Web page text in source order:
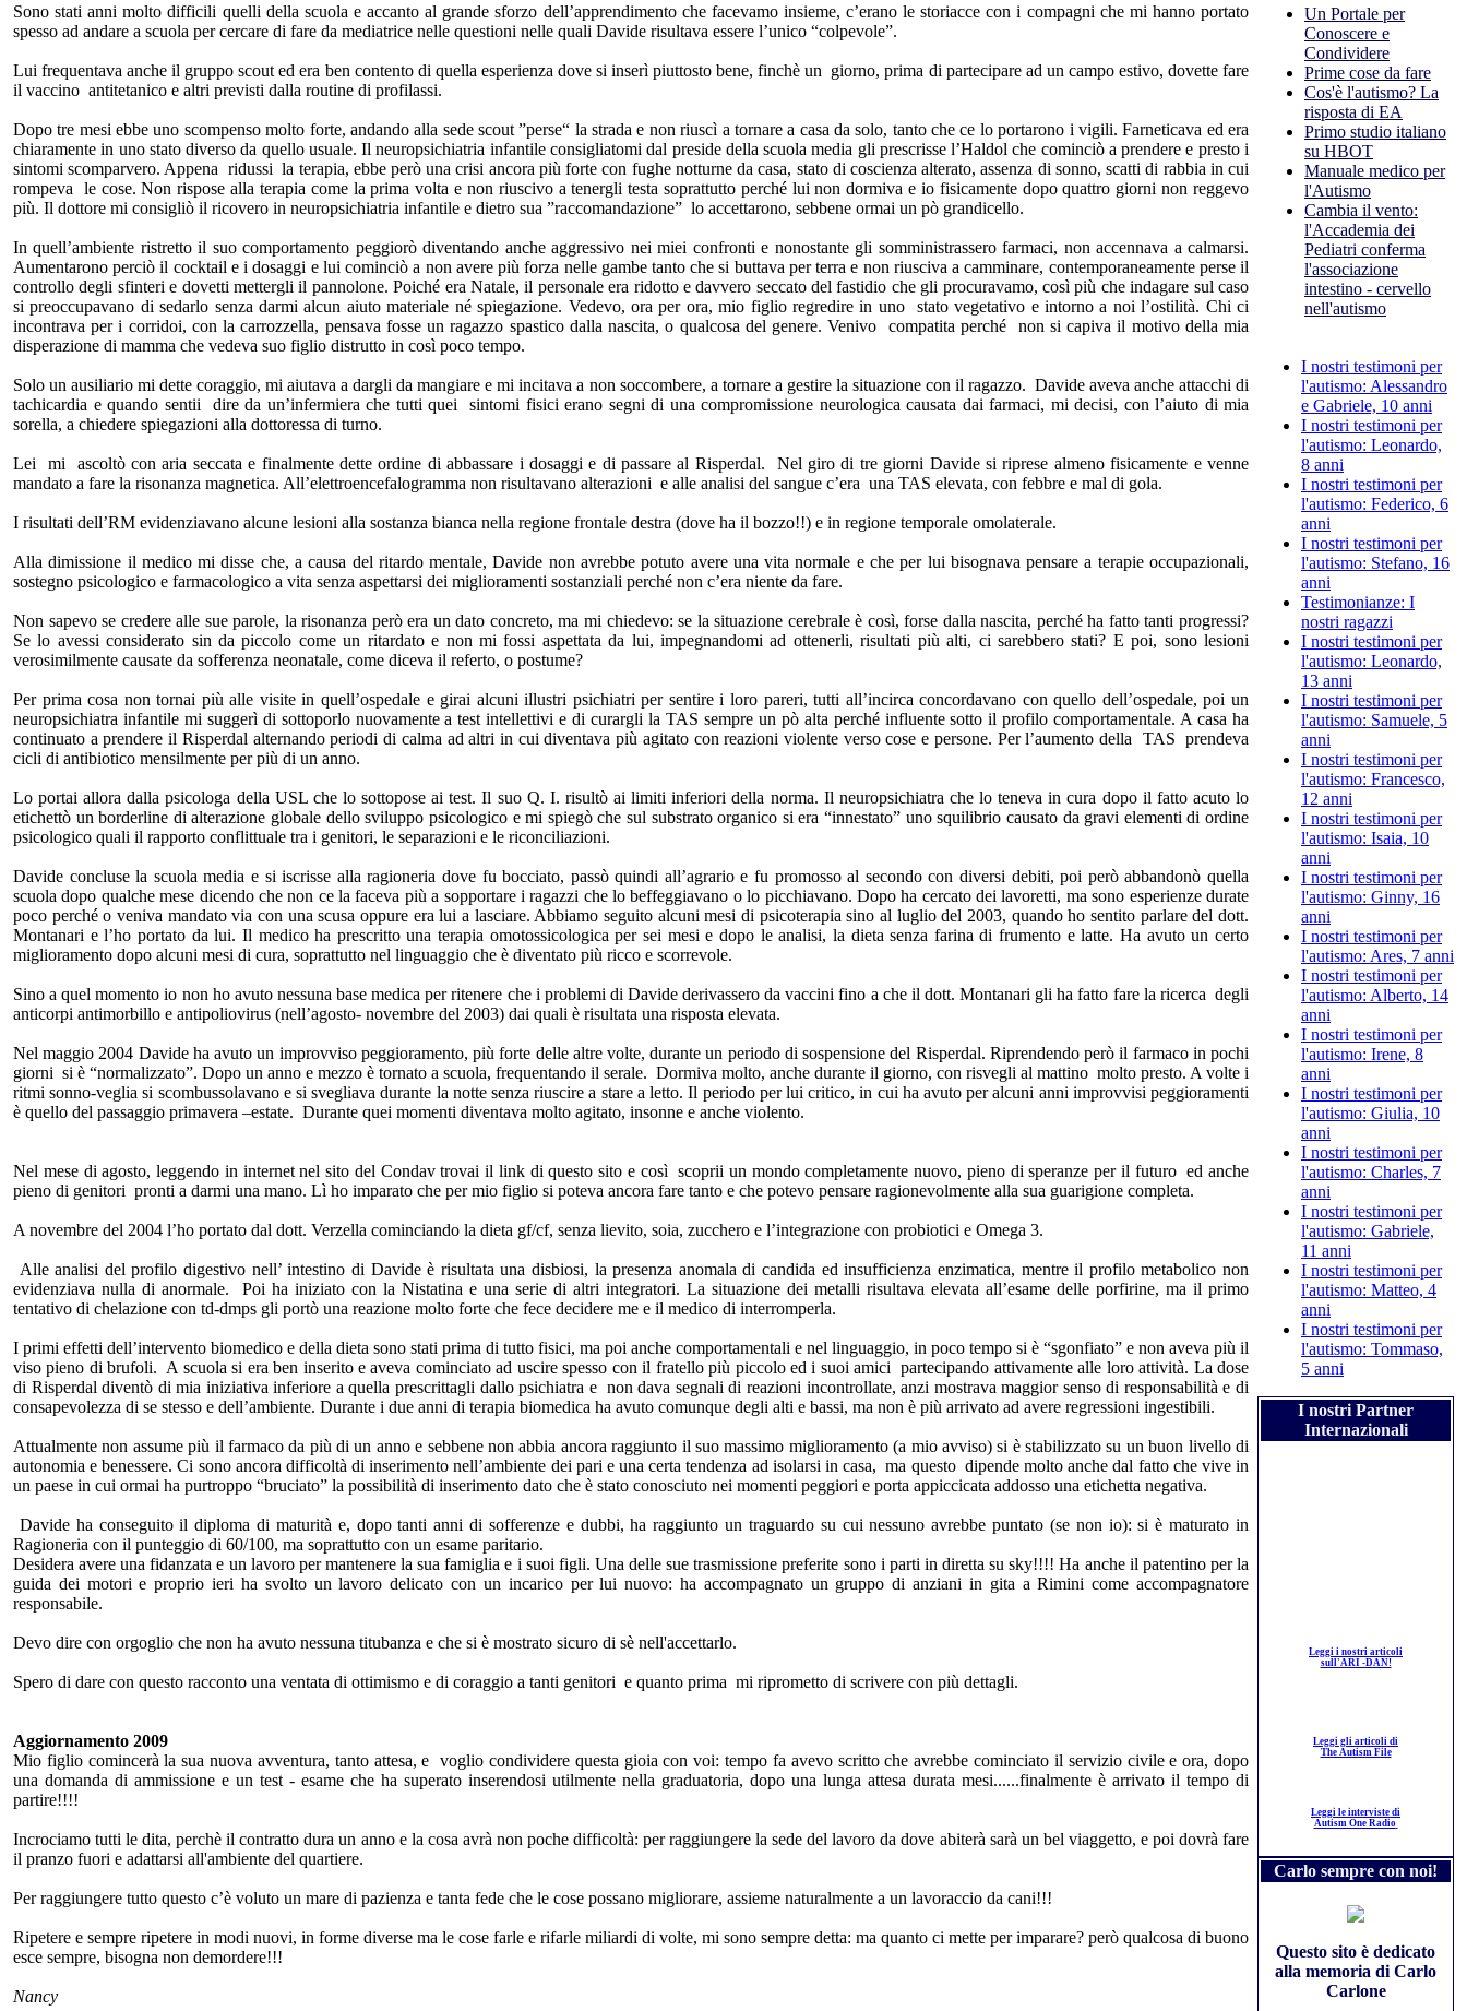
Sono stati anni molto difficili quelli della scuola e accanto al grande sforzo dell’apprendimento che facevamo insieme, c’erano le storiacce con i compagni che mi hanno portato
spesso ad andare a scuola per cercare di fare da mediatrice nelle questioni nelle quali Davide risultava essere l’unico “colpevole”.
Lui frequentava anche il gruppo scout ed era ben contento di quella esperienza dove si inserì piuttosto bene, finchè un giorno, prima di partecipare ad un campo estivo, dovette fare
il vaccino antitetanico e altri previsti dalla routine di profilassi.
Dopo tre mesi ebbe uno scompenso molto forte, andando alla sede scout ”perse“ la strada e non riuscì a tornare a casa da solo, tanto che ce lo portarono i vigili. Farneticava ed era
chiaramente in uno stato diverso da quello usuale. Il neuropsichiatria infantile consigliatomi dal preside della scuola media gli prescrisse l’Haldol che cominciò a prendere e presto i
sintomi scomparvero. Appena ridussi la terapia, ebbe però una crisi ancora più forte con fughe notturne da casa, stato di coscienza alterato, assenza di sonno, scatti di rabbia in cui
rompeva le cose. Non rispose alla terapia come la prima volta e non riuscivo a tenergli testa soprattutto perché lui non dormiva e io fisicamente dopo quattro giorni non reggevo
più. Il dottore mi consigliò il ricovero in neuropsichiatria infantile e dietro sua ”raccomandazione” lo accettarono, sebbene ormai un pò grandicello.
In quell’ambiente ristretto il suo comportamento peggiorò diventando anche aggressivo nei miei confronti e nonostante gli somministrassero farmaci, non accennava a calmarsi.
Aumentarono perciò il cocktail e i dosaggi e lui cominciò a non avere più forza nelle gambe tanto che si buttava per terra e non riusciva a camminare, contemporaneamente perse il
controllo degli sfinteri e dovetti mettergli il pannolone. Poiché era Natale, il personale era ridotto e davvero seccato del fastidio che gli procuravamo, così più che indagare sul caso
si preoccupavano di sedarlo senza darmi alcun aiuto materiale né spiegazione. Vedevo, ora per ora, mio figlio regredire in uno stato vegetativo e intorno a noi l’ostilità. Chi ci
incontrava per i corridoi, con la carrozzella, pensava fosse un ragazzo spastico dalla nascita, o qualcosa del genere. Venivo compatita perché non si capiva il motivo della mia
disperazione di mamma che vedeva suo figlio distrutto in così poco tempo.
Solo un ausiliario mi dette coraggio, mi aiutava a dargli da mangiare e mi incitava a non soccombere, a tornare a gestire la situazione con il ragazzo. Davide aveva anche attacchi di
tachicardia e quando sentii dire da un’infermiera che tutti quei sintomi fisici erano segni di una compromissione neurologica causata dai farmaci, mi decisi, con l’aiuto di mia
sorella, a chiedere spiegazioni alla dottoressa di turno.
Lei mi ascoltò con aria seccata e finalmente dette ordine di abbassare i dosaggi e di passare al Risperdal. Nel giro di tre giorni Davide si riprese almeno fisicamente e venne
mandato a fare la risonanza magnetica. All’elettroencefalogramma non risultavano alterazioni e alle analisi del sangue c’era una TAS elevata, con febbre e mal di gola.
I risultati dell’RM evidenziavano alcune lesioni alla sostanza bianca nella regione frontale destra (dove ha il bozzo!!) e in regione temporale omolaterale.
Alla dimissione il medico mi disse che, a causa del ritardo mentale, Davide non avrebbe potuto avere una vita normale e che per lui bisognava pensare a terapie occupazionali,
sostegno psicologico e farmacologico a vita senza aspettarsi dei miglioramenti sostanziali perché non c’era niente da fare.
Non sapevo se credere alle sue parole, la risonanza però era un dato concreto, ma mi chiedevo: se la situazione cerebrale è così, forse dalla nascita, perché ha fatto tanti progressi?
Se lo avessi considerato sin da piccolo come un ritardato e non mi fossi aspettata da lui, impegnandomi ad ottenerli, risultati più alti, ci sarebbero stati? E poi, sono lesioni
verosimilmente causate da sofferenza neonatale, come diceva il referto, o postume?
Per prima cosa non tornai più alle visite in quell’ospedale e girai alcuni illustri psichiatri per sentire i loro pareri, tutti all’incirca concordavano con quello dell’ospedale, poi un
neuropsichiatra infantile mi suggerì di sottoporlo nuovamente a test intellettivi e di curargli la TAS sempre un pò alta perché influente sotto il profilo comportamentale. A casa ha
continuato a prendere il Risperdal alternando periodi di calma ad altri in cui diventava più agitato con reazioni violente verso cose e persone. Per l’aumento della TAS prendeva
cicli di antibiotico mensilmente per più di un anno.
Lo portai allora dalla psicologa della USL che lo sottopose ai test. Il suo Q. I. risultò ai limiti inferiori della norma. Il neuropsichiatra che lo teneva in cura dopo il fatto acuto lo
etichettò un borderline di alterazione globale dello sviluppo psicologico e mi spiegò che sul substrato organico si era “innestato” uno squilibrio causato da gravi elementi di ordine
psicologico quali il rapporto conflittuale tra i genitori, le separazioni e le riconciliazioni.
Davide concluse la scuola media e si iscrisse alla ragioneria dove fu bocciato, passò quindi all’agrario e fu promosso al secondo con diversi debiti, poi però abbandonò quella
scuola dopo qualche mese dicendo che non ce la faceva più a sopportare i ragazzi che lo beffeggiavano o lo picchiavano. Dopo ha cercato dei lavoretti, ma sono esperienze durate
poco perché o veniva mandato via con una scusa oppure era lui a lasciare. Abbiamo seguito alcuni mesi di psicoterapia sino al luglio del 2003, quando ho sentito parlare del dott.
Montanari e l’ho portato da lui. Il medico ha prescritto una terapia omotossicologica per sei mesi e dopo le analisi, la dieta senza farina di frumento e latte. Ha avuto un certo
miglioramento dopo alcuni mesi di cura, soprattutto nel linguaggio che è diventato più ricco e scorrevole.
Sino a quel momento io non ho avuto nessuna base medica per ritenere che i problemi di Davide derivassero da vaccini fino a che il dott. Montanari gli ha fatto fare la ricerca degli
anticorpi antimorbillo e antipoliovirus (nell’agosto- novembre del 2003) dai quali è risultata una risposta elevata.
Nel maggio 2004 Davide ha avuto un improvviso peggioramento, più forte delle altre volte, durante un periodo di sospensione del Risperdal. Riprendendo però il farmaco in pochi
giorni si è “normalizzato”. Dopo un anno e mezzo è tornato a scuola, frequentando il serale. Dormiva molto, anche durante il giorno, con risvegli al mattino molto presto. A volte i
ritmi sonno-veglia si scombussolavano e si svegliava durante la notte senza riuscire a stare a letto. Il periodo per lui critico, in cui ha avuto per alcuni anni improvvisi peggioramenti
è quello del passaggio primavera –estate. Durante quei momenti diventava molto agitato, insonne e anche violento.
Nel mese di agosto, leggendo in internet nel sito del Condav trovai il link di questo sito e così scoprii un mondo completamente nuovo, pieno di speranze per il futuro ed anche
pieno di genitori pronti a darmi una mano. Lì ho imparato che per mio figlio si poteva ancora fare tanto e che potevo pensare ragionevolmente alla sua guarigione completa.
A novembre del 2004 l’ho portato dal dott. Verzella cominciando la dieta gf/cf, senza lievito, soia, zucchero e l’integrazione con probiotici e Omega 3.
Alle analisi del profilo digestivo nell’ intestino di Davide è risultata una disbiosi, la presenza anomala di candida ed insufficienza enzimatica, mentre il profilo metabolico non
evidenziava nulla di anormale. Poi ha iniziato con la Nistatina e una serie di altri integratori. La situazione dei metalli risultava elevata all’esame delle porfirine, ma il primo
tentativo di chelazione con td-dmps gli portò una reazione molto forte che fece decidere me e il medico di interromperla.
I primi effetti dell’intervento biomedico e della dieta sono stati prima di tutto fisici, ma poi anche comportamentali e nel linguaggio, in poco tempo si è “sgonfiato” e non aveva più il
viso pieno di brufoli. A scuola si era ben inserito e aveva cominciato ad uscire spesso con il fratello più piccolo ed i suoi amici partecipando attivamente alle loro attività. La dose
di Risperdal diventò di mia iniziativa inferiore a quella prescrittagli dallo psichiatra e non dava segnali di reazioni incontrollate, anzi mostrava maggior senso di responsabilità e di
consapevolezza di se stesso e dell’ambiente. Durante i due anni di terapia biomedica ha avuto comunque degli alti e bassi, ma non è più arrivato ad avere regressioni ingestibili.
Attualmente non assume più il farmaco da più di un anno e sebbene non abbia ancora raggiunto il suo massimo miglioramento (a mio avviso) si è stabilizzato su un buon livello di
autonomia e benessere. Ci sono ancora difficoltà di inserimento nell’ambiente dei pari e una certa tendenza ad isolarsi in casa, ma questo dipende molto anche dal fatto che vive in
un paese in cui ormai ha purtroppo “bruciato” la possibilità di inserimento dato che è stato conosciuto nei momenti peggiori e porta appiccicata addosso una etichetta negativa.
Davide ha conseguito il diploma di maturità e, dopo tanti anni di sofferenze e dubbi, ha raggiunto un traguardo su cui nessuno avrebbe puntato (se non io): si è maturato in
Ragioneria con il punteggio di 60/100, ma soprattutto con un esame paritario.
Desidera avere una fidanzata e un lavoro per mantenere la sua famiglia e i suoi figli. Una delle sue trasmissione preferite sono i parti in diretta su sky!!!! Ha anche il patentino per la
guida dei motori e proprio ieri ha svolto un lavoro delicato con un incarico per lui nuovo: ha accompagnato un gruppo di anziani in gita a Rimini come accompagnatore
responsabile.
Devo dire con orgoglio che non ha avuto nessuna titubanza e che si è mostrato sicuro di sè nell'accettarlo.
Spero di dare con questo racconto una ventata di ottimismo e di coraggio a tanti genitori e quanto prima mi riprometto di scrivere con più dettagli.
Aggiornamento 2009
Mio figlio comincerà la sua nuova avventura, tanto attesa, e voglio condividere questa gioia con voi: tempo fa avevo scritto che avrebbe cominciato il servizio civile e ora, dopo
una domanda di ammissione e un test - esame che ha superato inserendosi utilmente nella graduatoria, dopo una lunga attesa durata mesi......finalmente è arrivato il tempo di
partire!!!!
Incrociamo tutti le dita, perchè il contratto dura un anno e la cosa avrà non poche difficoltà: per raggiungere la sede del lavoro da dove abiterà sarà un bel viaggetto, e poi dovrà fare
il pranzo fuori e adattarsi all'ambiente del quartiere.
Per raggiungere tutto questo c’è voluto un mare di pazienza e tanta fede che le cose possano migliorare, assieme naturalmente a un lavoraccio da cani!!!
Ripetere e sempre ripetere in modi nuovi, in forme diverse ma le cose farle e rifarle miliardi di volte, mi sono sempre detta: ma quanto ci mette per imparare? però qualcosa di buono
esce sempre, bisogna non demordere!!!
Nancy
Un Portale per
Conoscere e
Condividere
Prime cose da fare
Cos'è l'autismo? La
risposta di EA
Primo studio italiano
su HBOT
Manuale medico per
l'Autismo
Cambia il vento:
l'Accademia dei
Pediatri conferma
l'associazione
intestino - cervello
nell'autismo
I nostri testimoni per
l'autismo: Alessandro
e Gabriele, 10 anni
I nostri testimoni per
l'autismo: Leonardo,
8 anni
I nostri testimoni per
l'autismo: Federico, 6
anni
I nostri testimoni per
l'autismo: Stefano, 16
anni
Testimonianze: I
nostri ragazzi
I nostri testimoni per
l'autismo: Leonardo,
13 anni
I nostri testimoni per
l'autismo: Samuele, 5
anni
I nostri testimoni per
l'autismo: Francesco,
12 anni
I nostri testimoni per
l'autismo: Isaia, 10
anni
I nostri testimoni per
l'autismo: Ginny, 16
anni
I nostri testimoni per
l'autismo: Ares, 7 anni
I nostri testimoni per
l'autismo: Alberto, 14
anni
I nostri testimoni per
l'autismo: Irene, 8
anni
I nostri testimoni per
l'autismo: Giulia, 10
anni
I nostri testimoni per
l'autismo: Charles, 7
anni
I nostri testimoni per
l'autismo: Gabriele,
11 anni
I nostri testimoni per
l'autismo: Matteo, 4
anni
I nostri testimoni per
l'autismo: Tommaso,
5 anni
I nostri Partner
Internazionali
Leggi i nostri articoli
sull'ARI -DAN!
Leggi gli articoli di
The Autism File
Leggi le interviste di
Autism One Radio
Carlo sempre con noi!
Questo sito è dedicato
alla memoria di Carlo
Carlone